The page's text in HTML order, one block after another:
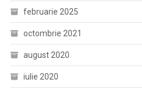
februarie 2025
octombrie 2021
august 2020
iulie 2020